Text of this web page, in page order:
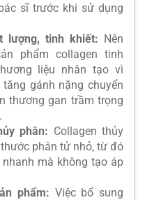
sĩ trước khi sử dụng
lượng, tinh khiết: Nên
phẩm collagen tinh
liệu nhân tạo vì
gánh nặng chuyển
thương gan trầm trọng
phân: Collagen thủy
phân tử nhỏ, từ đó
mà không tạo áp
phẩm: Việc bổ sung